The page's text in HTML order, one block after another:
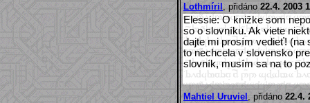
Lothmíril , přidáno 22.4. 2003
Elessie: O knižke som
so o slovníku. Ak viete
dajte mi prosím vedieť! (na
to nechcela v slovensko
slovník, musím sa na to
Mahtiel Uruviel , přidáno 22.4.